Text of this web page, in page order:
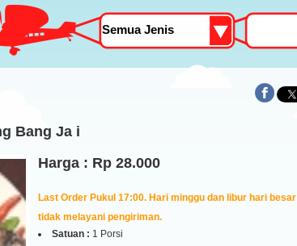
Bang Ja i
Harga : Rp 28.000
Last Order Pukul 17:00. Hari minggu dan libur hari besar
tidak melayani pengiriman.
Satuan : 1 Porsi